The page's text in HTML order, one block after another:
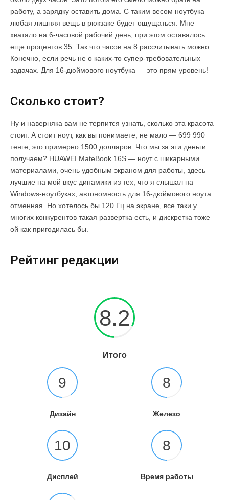
работу, а зарядку оставить дома. С таким весом ноутбука
любая лишняя вещь в рюкзаке будет ощущаться. Мне
хватало на 6-часовой рабочий день, при этом оставалось
еще процентов 35. Так что часов на 8 рассчитывать можно.
Конечно, если речь не о каких-то супер-требовательных
задачах. Для 16-дюймового ноутбука — это прям уровень!
Сколько стоит?
Ну и наверняка вам не терпится узнать, сколько эта красота
стоит. А стоит ноут, как вы понимаете, не мало — 699 990
тенге, это примерно 1500 долларов. Что мы за эти деньги
получаем? HUAWEI MateBook 16S — ноут с шикарными
материалами, очень удобным экраном для работы, здесь
лучшие на мой вкус динамики из тех, что я слышал на
Windows-ноутбуках, автономность для 16-дюймового ноута
отменная. Но хотелось бы 120 Гц на экране, все таки у
многих конкурентов такая развертка есть, и дискретка тоже
ой как пригодилась бы.
Рейтинг редакции
8.2
Итого
9
Дизайн
8
Железо
10
Дисплей
8
Время работы